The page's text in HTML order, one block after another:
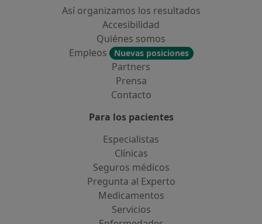
Así organizamos los resultados
Accesibilidad
Quiénes somos
Empleos
Nuevas posiciones
Partners
Prensa
Contacto
Para los pacientes
Especialistas
Clínicas
Seguros médicos
Pregunta al Experto
Medicamentos
Servicios